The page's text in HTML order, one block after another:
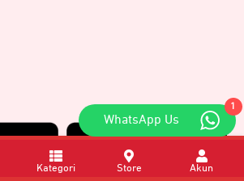
1
WhatsApp Us
Kategori Store Akun